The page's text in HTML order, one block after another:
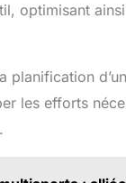
optimisant
planification
les efforts